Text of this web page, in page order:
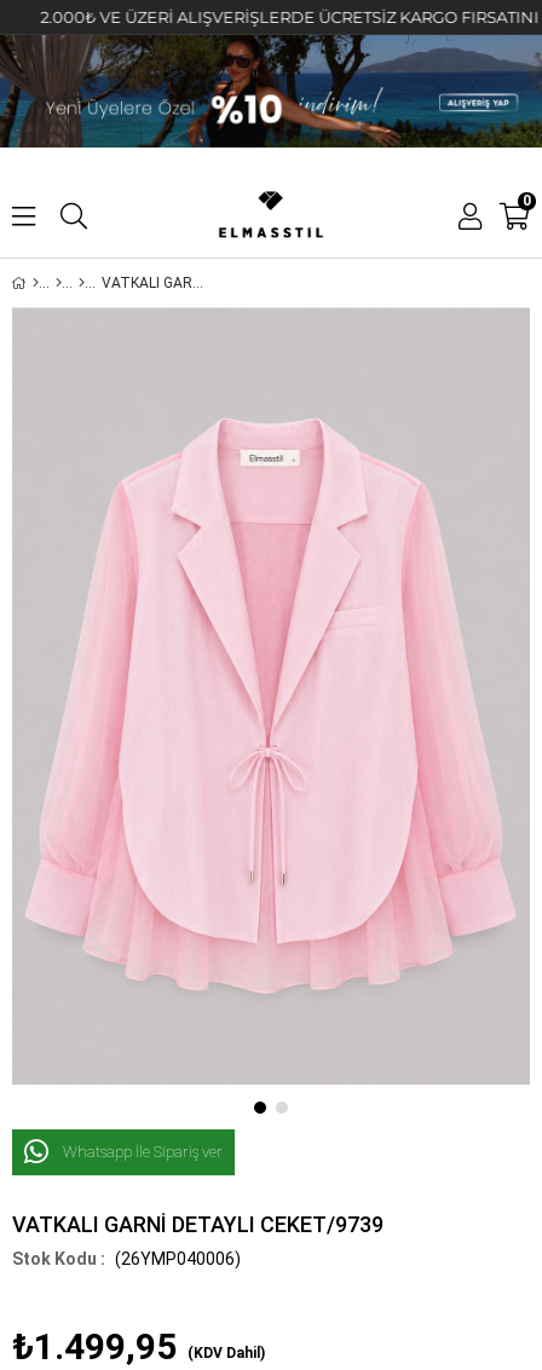
VE ÜZERİ ALIŞVERİŞLERDE ÜCRETSİZ KARGO FIRSATINI
0
VATKALI GARNİ DETAYLI CEKET/9739
Whatsapp İle Sipariş ver
VATKALI GARNİ DETAYLI CEKET/9739
(26YMP040006)
₺1.499,95 (KDV Dahil)